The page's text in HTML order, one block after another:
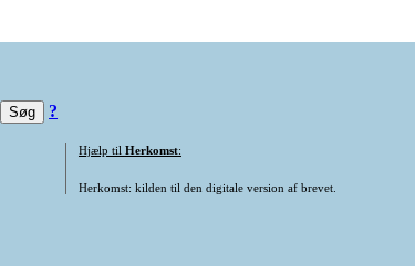
?
Hjælp til Herkomst:
Herkomst: kilden til den digitale version af brevet.